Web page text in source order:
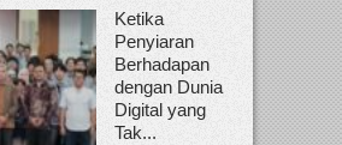
Ketika
Penyiaran
Berhadapan
dengan Dunia
Digital yang
Tak...